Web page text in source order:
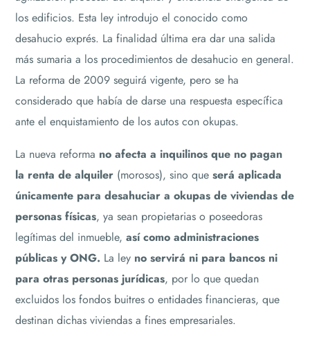
los edificios. Esta ley introdujo el conocido como
desahucio exprés. La finalidad última era dar una salida
más sumaria a los procedimientos de desahucio en general.
La reforma de 2009 seguirá vigente, pero se ha
considerado que había de darse una respuesta específica
ante el enquistamiento de los autos con okupas.
La nueva reforma no afecta a inquilinos que no pagan
la renta de alquiler (morosos), sino queserá aplicada
únicamente para desahuciar a okupas de viviendas de
personas físicas, ya sean propietarias o poseedoras
legítimas del inmueble,así como administraciones
públicas y ONG. La ley no servirá ni para bancos ni
para otras personas jurídicas, por lo que quedan
excluidos los fondos buitres o entidades financieras, que
destinan dichas viviendas a fines empresariales.